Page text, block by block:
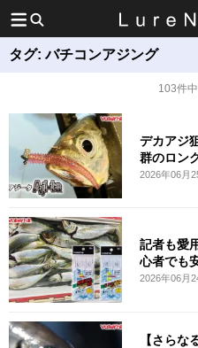
タグ:バチコンアジング
103件
デカアジ
群のロン
2026年06月
記者も愛
心者でも
2026年06月
【さら